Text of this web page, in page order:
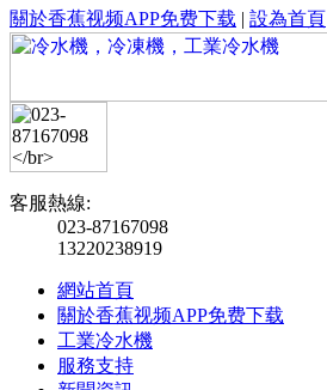
關於香蕉视频APP免费下载 | 設為首頁
客服熱線:
023-87167098
13220238919
網站首頁
關於香蕉视频APP免费下载
工業冷水機
服務支持